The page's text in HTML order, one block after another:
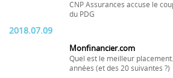
CNP Assurances accuse le
du PDG
2018.07.09
Monfinancier.com
Quel est le meilleur
années (et des 20 suivantes ?)